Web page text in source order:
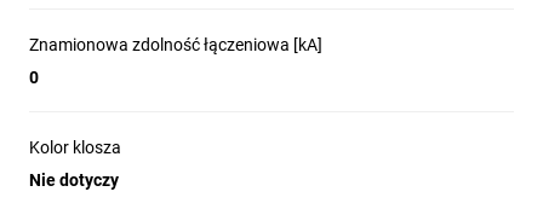
Znamionowa zdolność łączeniowa [kA]
0
Kolor klosza
Nie dotyczy